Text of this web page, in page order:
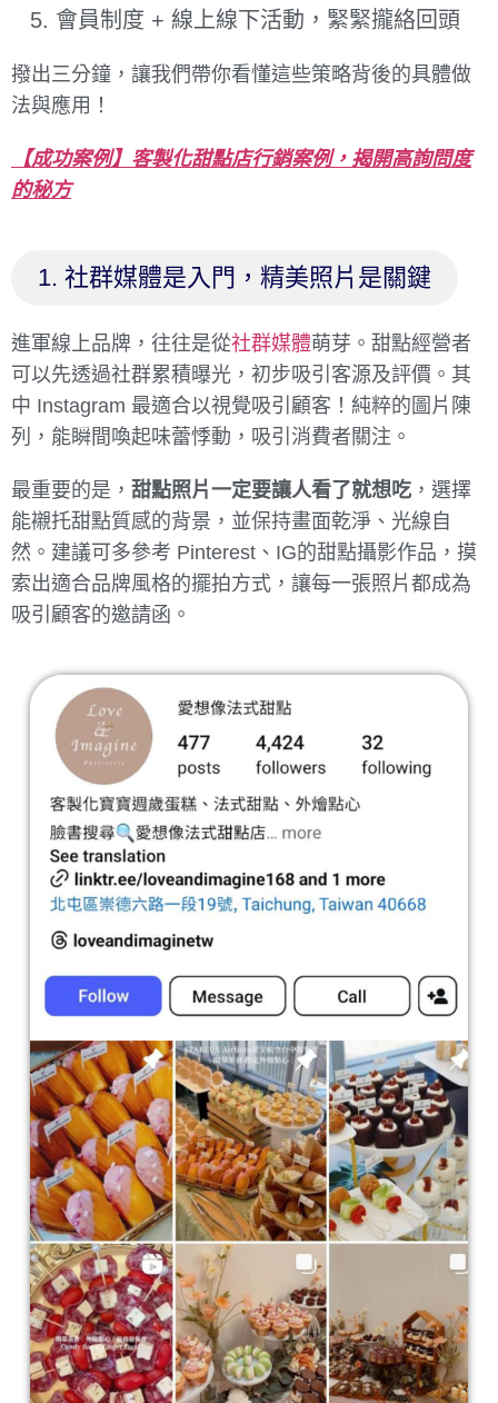
會員制度 + 線上線下活動，緊緊攏絡回頭
撥出三分鐘，讓我們帶你看懂這些策略背後的具體做
法與應用！
【成功案例】客製化甜點店行銷案例，揭開高詢問度
的秘方
1. 社群媒體是入門，精美照片是關鍵
進軍線上品牌，往往是從社群媒體萌芽。甜點經營者
可以先透過社群累積曝光，初步吸引客源及評價。其
中 Instagram 最適合以視覺吸引顧客！純粹的圖片陳
列，能瞬間喚起味蕾悸動，吸引消費者關注。
最重要的是， 甜點照片一定要讓人看了就想吃 ，選擇
能襯托甜點質感的背景，並保持畫面乾淨、光線自
然。建議可多參考 Pinterest、IG的甜點攝影作品，摸
索出適合品牌風格的擺拍方式，讓每一張照片都成為
吸引顧客的邀請函。